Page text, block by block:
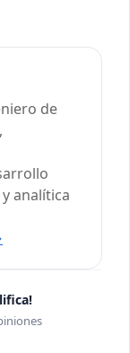
de
analítica